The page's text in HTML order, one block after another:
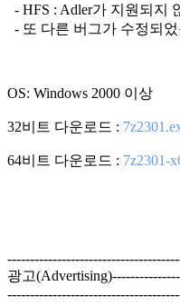
- HFS : Adler가 지원되지
- 또 다른 버그가 수정되
OS: Windows 2000 이상
32비트 다운로드 :
64비트 다운로드 : 7z2301-
광고